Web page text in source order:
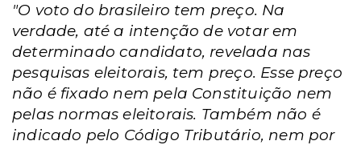
"O voto do brasileiro tem preço. Na
verdade, até a intenção de votar em
determinado candidato, revelada nas
pesquisas eleitorais, tem preço. Esse preço
não é fixado nem pela Constituição nem
pelas normas eleitorais. Também não é
indicado pelo Código Tributário, nem por